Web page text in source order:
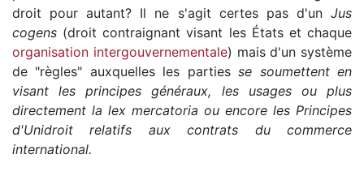
droit pour autant? Il ne s'agit certes pas d'un Jus
cogens (droit contraignant visant les États et chaque
organisation intergouvernementale) mais d'un système
de "règles" auxquelles les partiesse soumettent en
visant les principes généraux, les usages ou plus
directement la lex mercatoria ou encore les Principes
d'Unidroit relatifs aux contrats du commerce
international.